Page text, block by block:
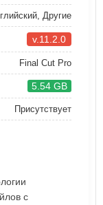
Другие
v.11.2.0
Final Cut Pro
5.54 GB
Присутствует
с